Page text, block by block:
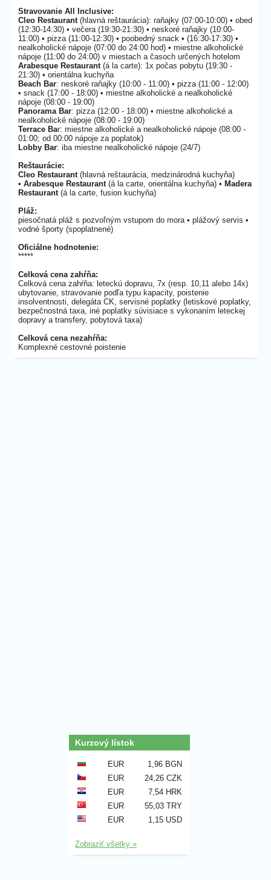
Stravovanie All Inclusive:
Cleo Restaurant(hlavná reštaurácia): raňajky (07:00-10:00) • obed
(12:30-14:30) • večera (19:30-21:30) • neskoré raňajky (10:00-
11:00) • pizza (11:00-12:30) • poobedný snack • (16:30-17:30) •
nealkoholické nápoje (07:00 do 24:00 hod) • miestne alkoholické
nápoje (11:00 do 24:00) v miestach a časoch určených hotelom
Arabesque Restaurant(á la carte): 1x počas pobytu (19:30 -
21:30) • orientálna kuchyňa
Beach Bar: neskoré raňajky (10:00 - 11:00) • pizza (11:00 - 12:00)
• snack (17:00 - 18:00) • miestne alkoholické a nealkoholické
nápoje (08:00 - 19:00)
Panorama Bar: pizza (12:00 - 18:00) • miestne alkoholické a
nealkoholické nápoje (08:00 - 19:00)
Terrace Bar: miestne alkoholické a nealkoholické nápoje (08:00 -
01:00; od 00:00 nápoje za poplatok)
Lobby Bar: iba miestne nealkoholické nápoje (24/7)
Reštaurácie:
Cleo Restaurant(hlavná reštaurácia, medzinárodná kuchyňa)
• Arabesque Restaurant(á la carte, orientálna kuchyňa) • Madera
Restaurant(á la carte, fusion kuchyňa)
Pláž:
piesočnatá pláž s pozvoľným vstupom do mora • plážový servis •
vodné športy (spoplatnené)
Oficiálne hodnotenie:
*****
Celková cena zahŕňa:
Celková cena zahŕňa: leteckú dopravu, 7x (resp. 10,11 alebo 14x)
ubytovanie, stravovanie podľa typu kapacity, poistenie
insolventnosti, delegáta CK, servisné poplatky (letiskové poplatky,
bezpečnostná taxa, iné poplatky súvisiace s vykonaním leteckej
dopravy a transfery, pobytová taxa)
Celková cena nezahŕňa:
Komplexné cestovné poistenie
Kurzový lístok
EUR
1,96 BGN
EUR
24,26 CZK
EUR
7,54 HRK
EUR
55,03 TRY
EUR
1,15 USD
Zobraziť všetky »